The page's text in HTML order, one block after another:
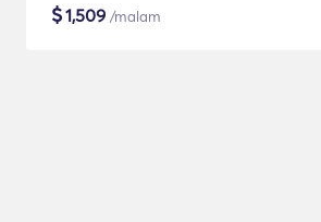
$1,509 /malam